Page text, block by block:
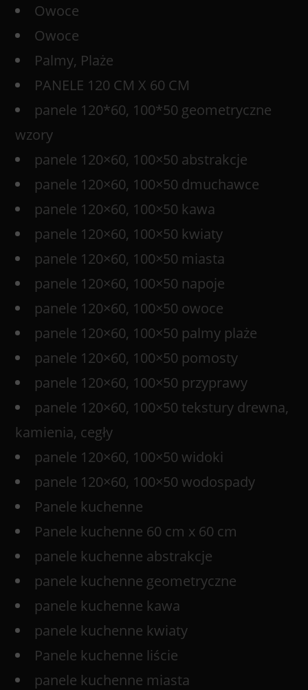
Owoce
Owoce
Palmy, Plaże
PANELE 120 CM X 60 CM
panele 120*60, 100*50 geometryczne
wzory
panele 120×60, 100×50 abstrakcje
panele 120×60, 100×50 dmuchawce
panele 120×60, 100×50 kawa
panele 120×60, 100×50 kwiaty
panele 120×60, 100×50 miasta
panele 120×60, 100×50 napoje
panele 120×60, 100×50 owoce
panele 120×60, 100×50 palmy plaże
panele 120×60, 100×50 pomosty
panele 120×60, 100×50 przyprawy
panele 120×60, 100×50 tekstury drewna,
kamienia, cegły
panele 120×60, 100×50 widoki
panele 120×60, 100×50 wodospady
Panele kuchenne
Panele kuchenne 60 cm x 60 cm
panele kuchenne abstrakcje
panele kuchenne geometryczne
panele kuchenne kawa
panele kuchenne kwiaty
Panele kuchenne liście
panele kuchenne miasta